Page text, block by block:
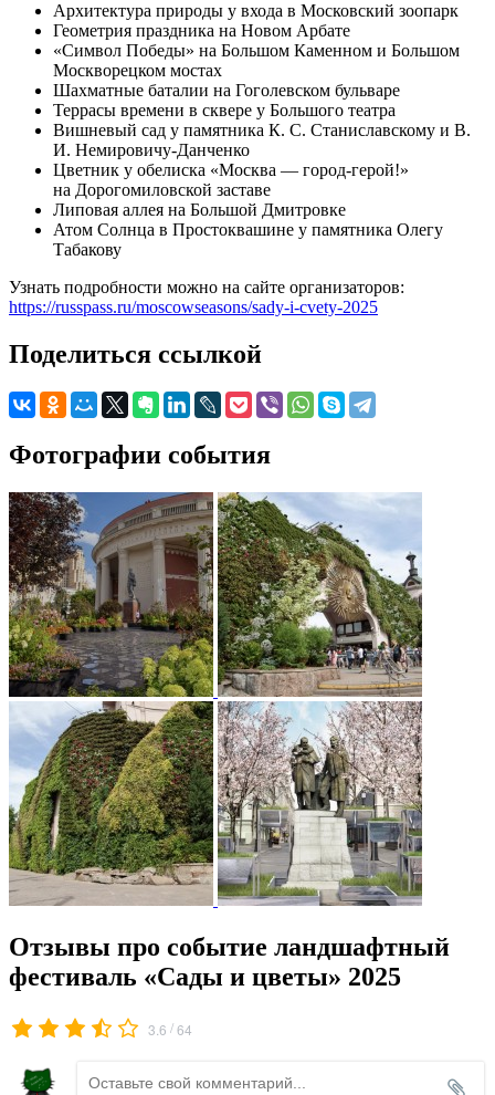
Архитектура природы у входа в Московский зоопарк
Геометрия праздника на Новом Арбате
«Символ Победы» на Большом Каменном и Большом
Москворецком мостах
Шахматные баталии на Гоголевском бульваре
Террасы времени в сквере у Большого театра
Вишневый сад у памятника К. С. Станиславскому и В.
И. Немировичу-Данченко
Цветник у обелиска «Москва — город-герой!»
на Дорогомиловской заставе
Липовая аллея на Большой Дмитровке
Атом Солнца в Простоквашине у памятника Олегу
Табакову
Узнать подробности можно на сайте организаторов:
https://russpass.ru/moscowseasons/sady-i-cvety-2025
Поделиться ссылкой
Фотографии события
Отзывы про событие ландшафтный
фестиваль «Сады и цветы» 2025
3.6 /64